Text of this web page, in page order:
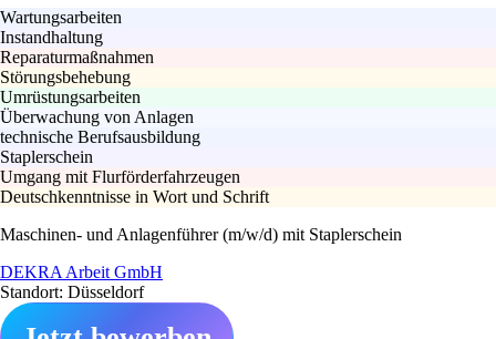
Wartungsarbeiten
Instandhaltung
Reparaturmaßnahmen
Störungsbehebung
Umrüstungsarbeiten
Überwachung von Anlagen
technische Berufsausbildung
Staplerschein
Umgang mit Flurförderfahrzeugen
Deutschkenntnisse in Wort und Schrift
Maschinen- und Anlagenführer (m/w/d) mit Staplerschein
DEKRA Arbeit GmbH
Standort: Düsseldorf